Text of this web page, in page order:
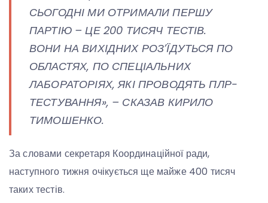
СЬОГОДНІ МИ ОТРИМАЛИ ПЕРШУ
ПАРТІЮ – ЦЕ 200 ТИСЯЧ ТЕСТІВ.
ВОНИ НА ВИХІДНИХ РОЗ’ЇДУТЬСЯ ПО
ОБЛАСТЯХ, ПО СПЕЦІАЛЬНИХ
ЛАБОРАТОРІЯХ, ЯКІ ПРОВОДЯТЬ ПЛР-
ТЕСТУВАННЯ», – СКАЗАВ КИРИЛО
ТИМОШЕНКО.
За словами секретаря Координаційної ради,
наступного тижня очікується ще майже 400 тисяч
таких тестів.